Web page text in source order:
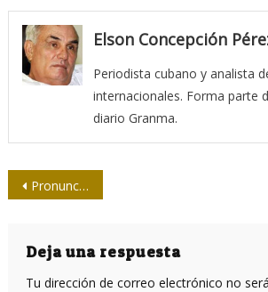
Elson Concepción
Periodista cubano y analista
internacionales. Forma parte
diario Granma.
Navegación
entradas
Pronunciamiento de la Upec. Desenterrar mentiras no los librará del juicio de la Historia
Deja una respuesta
Tu dirección de correo electrónico no